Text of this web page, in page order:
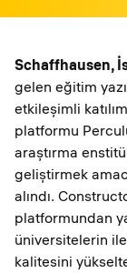
Schaffhausen,
gelen eğitim
etkileşimli
platformu
araştırma
geliştirmek
alındı.
platformundan
üniversitelerin
kalitesini